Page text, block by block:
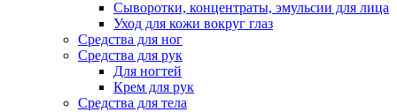
Сыворотки, концентраты, эмульсии для лица
Уход для кожи вокруг глаз
Средства для ног
Средства для рук
Для ногтей
Крем для рук
Средства для тела